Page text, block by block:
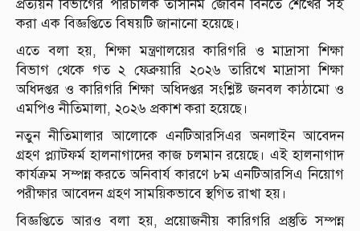
প্রত্যয়ন বিভাগের পরিচালক তাসনিম জেবিন বিনতে শেখের সই
করা এক বিজ্ঞপ্তিতে বিষয়টি জানানো হয়েছে।
এতে বলা হয়, শিক্ষা মন্ত্রণালয়ের কারিগরি ও মাদ্রাসা শিক্ষা
বিভাগ থেকে গত ২ ফেব্রুয়ারি ২০২৬ তারিখে মাদ্রাসা শিক্ষা
অধিদপ্তর ও কারিগরি শিক্ষা অধিদপ্তর সংশ্লিষ্ট জনবল কাঠামো ও
এমপিও নীতিমালা, ২০২৬ প্রকাশ করা হয়েছে।
নতুন নীতিমালার আলোকে এনটিআরসিএর অনলাইন আবেদন
গ্রহণ প্ল্যাটফর্ম হালনাগাদের কাজ চলমান রয়েছে। এই হালনাগাদ
কার্যক্রম সম্পন্ন করতে অনিবার্য কারণে ৮ম এনটিআরসিএ নিয়োগ
পরীক্ষার আবেদন গ্রহণ সাময়িকভাবে স্থগিত রাখা হয়।
বিজ্ঞপ্তিতে আরও বলা হয়, প্রয়োজনীয় কারিগরি প্রস্তুতি সম্পন্ন